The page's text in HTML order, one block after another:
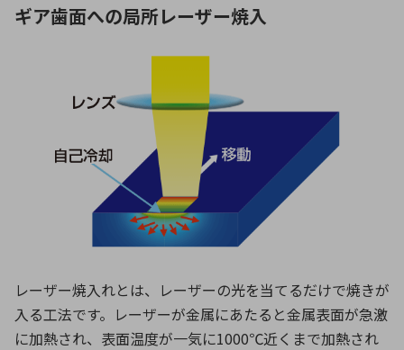
ギア歯面への局所レーザー焼入
レーザー焼入れとは、レーザーの光を当てるだけで焼きが
入る工法です。レーザーが金属にあたると金属表面が急激
に加熱され、表面温度が一気に1000℃近くまで加熱され